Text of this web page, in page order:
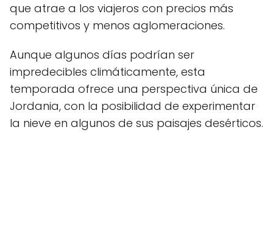
que atrae a los viajeros con precios más
competitivos y menos aglomeraciones.
Aunque algunos días podrían ser
impredecibles climáticamente, esta
temporada ofrece una perspectiva única de
Jordania, con la posibilidad de experimentar
la nieve en algunos de sus paisajes desérticos.